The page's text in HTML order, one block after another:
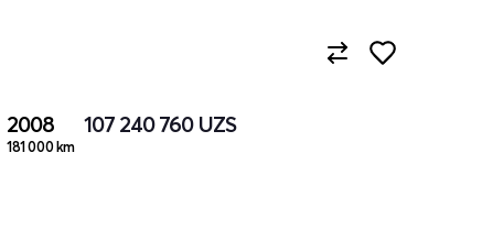
2008
181 000 km
107 240 760 UZS